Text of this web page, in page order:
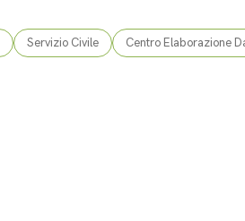
Servizio Civile Centro Elaborazione